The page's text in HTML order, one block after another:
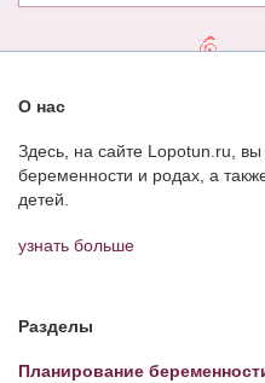
О нас
Здесь, на сайте Lopotun.ru,
беременности и родах, а
детей.
узнать больше
Разделы
Планирование